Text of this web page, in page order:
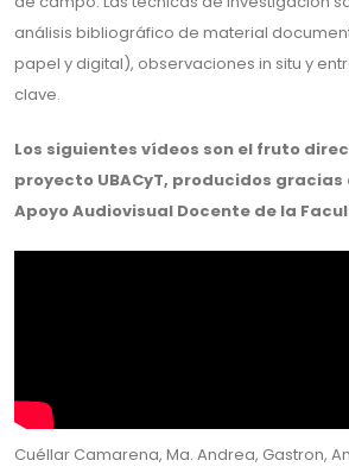
análisis bibliográfico de material
papel y digital), observaciones in situ y
clave.
Los siguientes vídeos son el fruto
proyecto UBACyT, producidos
Apoyo Audiovisual Docente de la
Cuéllar Camarena, Ma. Andrea, Gastron,